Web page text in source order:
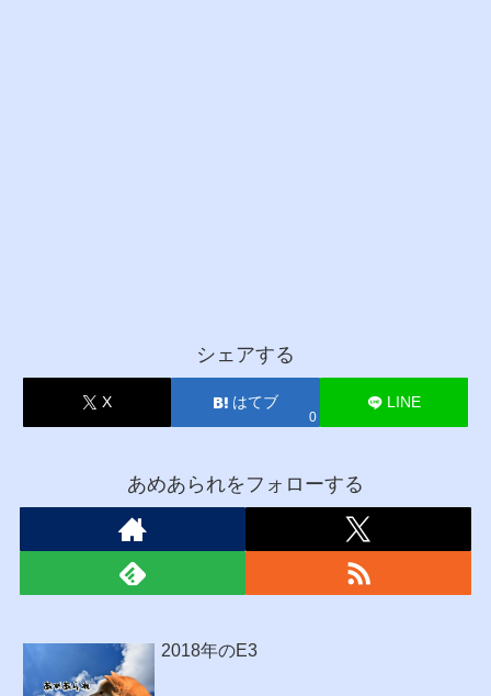
シェアする
X はてブ
0
LINE
あめあられをフォローする
2018年のE3